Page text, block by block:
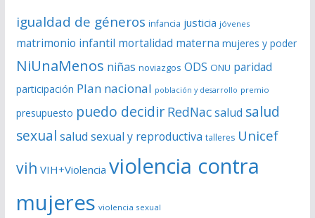
igualdad de géneros infancia justicia jóvenes
matrimonio infantil mortalidad materna mujeres y poder
NiUnaMenos niñas noviazgos ODS ONU paridad
participación Plan nacional población y desarrollo premio
presupuesto puedo decidir RedNacsalud salud
sexual salud sexual y reproductiva talleres Unicef
vih VIH+Violencia violencia contra
mujeres violencia sexual